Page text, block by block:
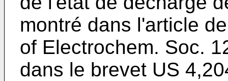
montré dans l'article
of Electrochem. Soc.
dans le brevet US